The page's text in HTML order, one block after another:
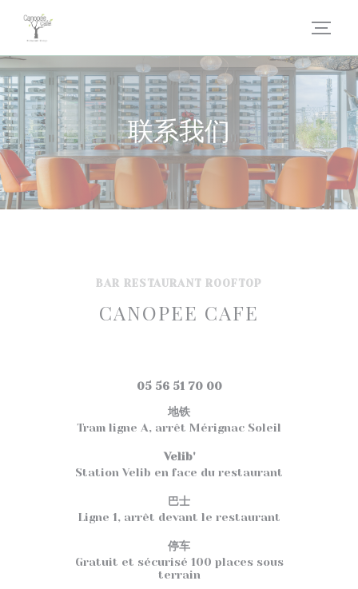
联系我们
BAR RESTAURANT ROOFTOP
CANOPEE CAFE
05 56 51 70 00
地铁
Tram ligne A, arrêt Mérignac Soleil
Velib'
Station Velib en face du restaurant
巴士
Ligne 1, arrêt devant le restaurant
停车
Gratuit et sécurisé 100 places sous
terrain